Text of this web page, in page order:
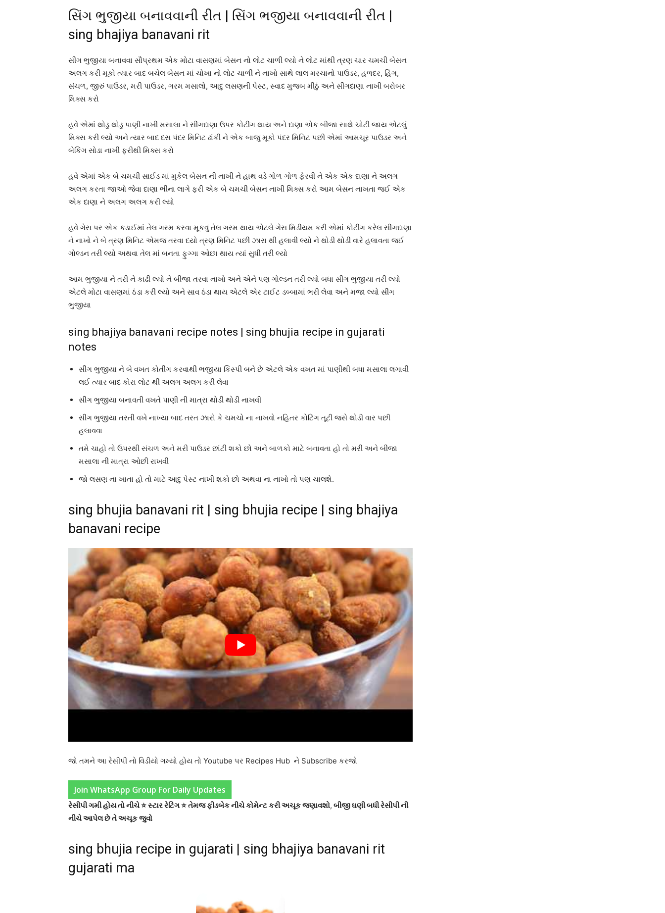
સિંગ ભુજીયા બનાવવાની રીત | સિંગ ભજીયા બનાવવાની રીત |
sing bhajiya banavani rit
સીંગ ભુજીયા બનાવવા સૌપ્રથમ એક મોટા વાસણમાં બેસન નો લોટ ચાળી લ્યો ને લોટ માંથી ત્રણ ચાર ચમચી બેસન
અલગ કરી મૂકો ત્યાર બાદ બચેલ બેસન માં ચોખા નો લોટ ચાળી ને નાખો સાથે લાલ મરચાનો પાઉડર, હળદર, હિંગ,
સંચળ, જીરું પાઉડર, મરી પાઉડર, ગરમ મસાલો, આદુ લસણની પેસ્ટ, સ્વાદ મુજબ મીઠું અને સીંગદાણા નાખી બરોબર
મિક્સ કરો
હવે એમાં થોડુ થોડુ પાણી નાખી મસાલા ને સીંગદાણા ઉપર કોટીંગ થાય અને દાણા એક બીજા સાથે ચોટી જાય એટલું
મિક્સ કરી લ્યો અને ત્યાર બાદ દસ પંદર મિનિટ ઢાંકી ને એક બાજુ મૂકો પંદર મિનિટ પછી એમાં આમચૂર પાઉડર અને
બેકિંગ સોડા નાખી ફરીથી મિક્સ કરો
હવે એમાં એક બે ચમચી સાઈડ માં મુકેલ બેસન ની નાખી ને હાથ વડે ગોળ ગોળ ફેરવી ને એક એક દાણા ને અલગ
અલગ કરતા જાઓ જેવા દાણા ભીના લાગે ફરી એક બે ચમચી બેસન નાખી મિક્સ કરો આમ બેસન નાખતા જઈ એક
એક દાણા ને અલગ અલગ કરી લ્યો
હવે ગેસ પર એક કડાઈમાં તેલ ગરમ કરવા મૂકવું તેલ ગરમ થાય એટલે ગેસ મિડીયમ કરી એમાં કોટીંગ કરેલ સીંગદાણા
ને નાખો ને બે ત્રણ મિનિટ એમજ તરવા દયો ત્રણ મિનિટ પછી ઝારા થી હલાવી લ્યો ને થોડી થોડી વારે હલાવતા જઈ
ગોલ્ડન તરી લ્યો અથવા તેલ માં બનતા ફુગ્ગા ઓછા થાય ત્યાં સુધી તરી લ્યો
આમ ભુજીયા ને તરી ને કાઢી લ્યો ને બીજા તરવા નાખો અને એને પણ ગોલ્ડન તરી લ્યો બધા સીંગ ભુજીયા તરી લ્યો
એટલે મોટા વાસણમાં ઠંડા કરી લ્યો અને સાવ ઠંડા થાય એટલે એર ટાઈટ ડબ્બામાં ભરી લેવા અને મજા લ્યો સીંગ
ભુજીયા
sing bhajiya banavani recipe notes | sing bhujia recipe in gujarati
notes
સીંગ ભુજીયા ને બે વખત કોતીંગ કરવાથી ભજીયા કિસ્પી બને છે એટલે એક વખત માં પાણીથી બધા મસાલા લગાવી
લઈ ત્યાર બાદ કોરા લોટ થી અલગ અલગ કરી લેવા
સીંગ ભુજીયા બનાવતી વખતે પાણી ની માત્રા થોડી થોડી નાખવી
સીંગ ભુજીયા તરતી વખે નાખ્યા બાદ તરત ઝારો કે ચમચો ના નાખવો નહિતર કોટિંગ તૂટી જસે થોડી વાર પછી
હલાવવા
તમે ચાહો તો ઉપરથી સંચળ અને મરી પાઉડર છાંટી શકો છો અને બાળકો માટે બનાવતા હો તો મરી અને બીજા
મસાલા ની માત્રા ઓછી રાખવી
જો લસણ ના ખાતા હો તો માટે આદુ પેસ્ટ નાખી શકો છો અથવા ના નાખો તો પણ ચાલશે.
sing bhujia banavani rit | sing bhujia recipe | sing bhajiya
banavani recipe
જો તમને આ રેસીપી નો વિડીયો ગમ્યો હોય તો Youtube પર Recipes Hub ને Subscribe કરજો
Join WhatsApp Group For Daily Updates
રેસીપી ગમી હોય તો નીચે ⭐ સ્ટાર રેટિંગ ⭐ તેમજ ફીડબેક નીચે કોમેન્ટ કરી અચૂક જણાવશો, બીજી ઘણી બધી રેસીપી ની
નીચે આપેલ છે તે અચૂક જુવો
sing bhujia recipe in gujarati | sing bhajiya banavani rit
gujarati ma